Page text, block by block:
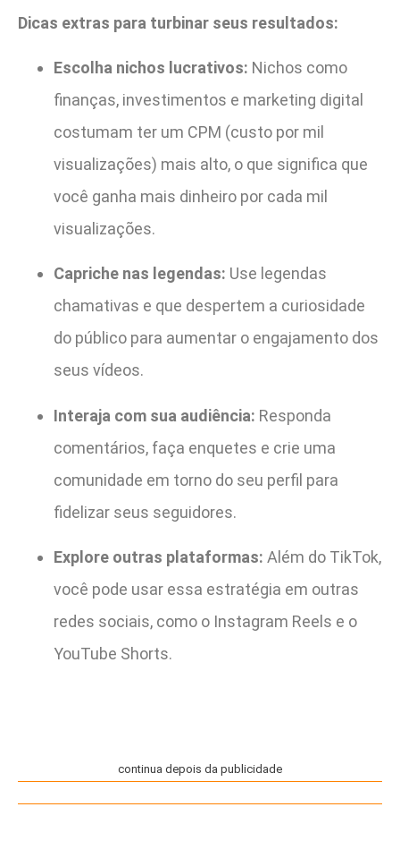
Dicas extras para turbinar seus resultados:
Escolha nichos lucrativos: Nichos como
finanças, investimentos e marketing digital
costumam ter um CPM (custo por mil
visualizações) mais alto, o que significa que
você ganha mais dinheiro por cada mil
visualizações.
Capriche nas legendas: Use legendas
chamativas e que despertem a curiosidade
do público para aumentar o engajamento dos
seus vídeos.
Interaja com sua audiência: Responda
comentários, faça enquetes e crie uma
comunidade em torno do seu perfil para
fidelizar seus seguidores.
Explore outras plataformas: Além do TikTok,
você pode usar essa estratégia em outras
redes sociais, como o Instagram Reels e o
YouTube Shorts.
continua depois da publicidade